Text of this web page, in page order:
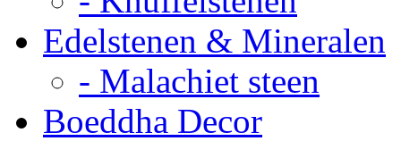
Edelstenen & Mineralen
- Malachiet steen
Boeddha Decor